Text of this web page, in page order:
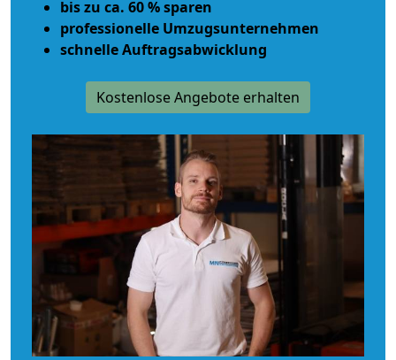
bis zu ca. 60 % sparen
professionelle Umzugsunternehmen
schnelle Auftragsabwicklung
Kostenlose Angebote erhalten